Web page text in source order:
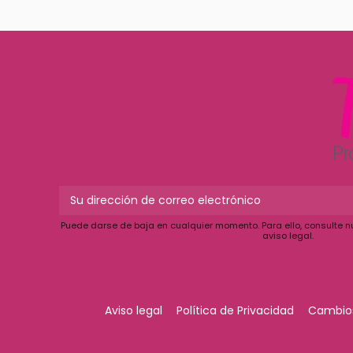
Puede darse de baja en cualquier momento. Para ello, consulte
aviso legal.
Aviso legal Política de Privacidad